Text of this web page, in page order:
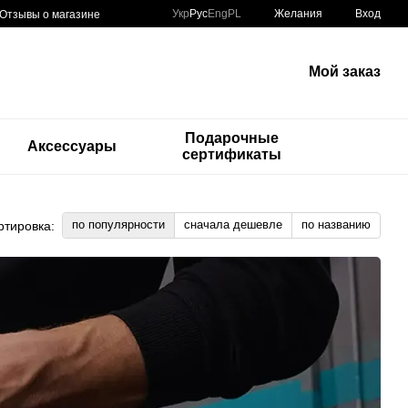
Отзывы о магазине Укр РусEng PL Желания Вход
Мой заказ
Аксессуары
Подарочные
сертификаты
по популярности сначала дешевле по названию